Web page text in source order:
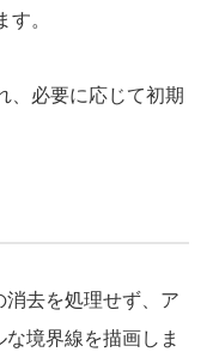
。
、必要に応じて初期
去を処理せず、ア
境界線を描画しま